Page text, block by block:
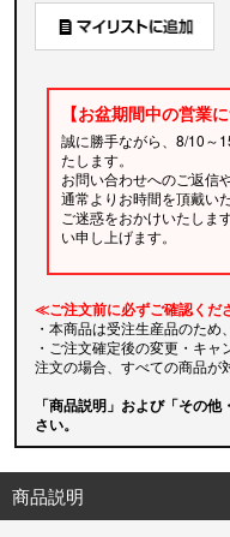
【お盆期間中の営業に
誠に勝手ながら、8/10～
たします。
お問い合わせへのご返信
通常よりお時間を頂戴い
ご迷惑をおかけいたしま
い申し上げます。
≪ご注文前に必ずご確認くだ
・本商品は受注生産品のため
・ご注文確定後の変更・キ
注文の場合、すべての商品が
「商品説明」および「その
さい。
商品説明